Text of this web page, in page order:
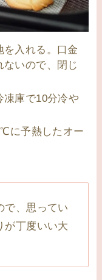
を入れる。口金
いので、閉じ
凍庫で10分冷や
に予熱したオー
で、思ってい
が丁度いい大